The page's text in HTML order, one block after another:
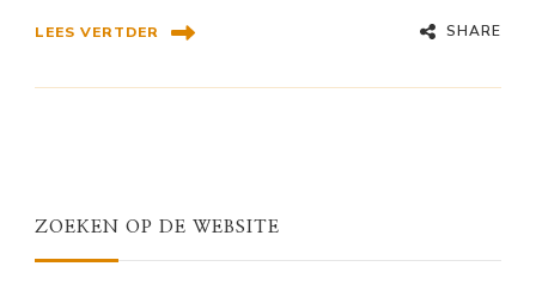
LEES VERTDER SHARE
ZOEKEN OP DE WEBSITE